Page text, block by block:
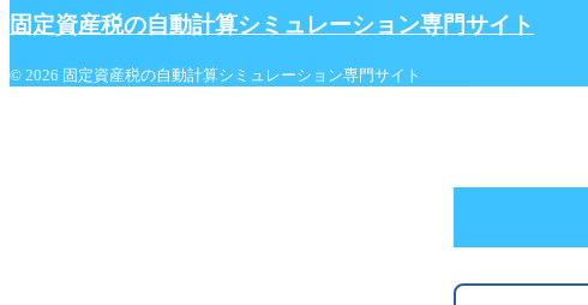
固定資産税の自動計算シミュレーション専門サイト
© 2026 固定資産税の自動計算シミュレーション専門サイト